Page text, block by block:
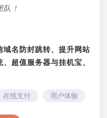
！
域名防封跳转、提升网站
超值服务器与挂机宝、
在线支付 用户体验